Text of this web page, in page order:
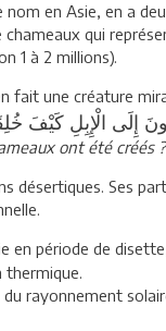
en Asie, en a
qui
1 à 2 millions).
fait une créature
إِلَى الْإِبِلِ كَيْفَ
ont été créés
désertiques. Ses
en période de
thermique.
rayonnement